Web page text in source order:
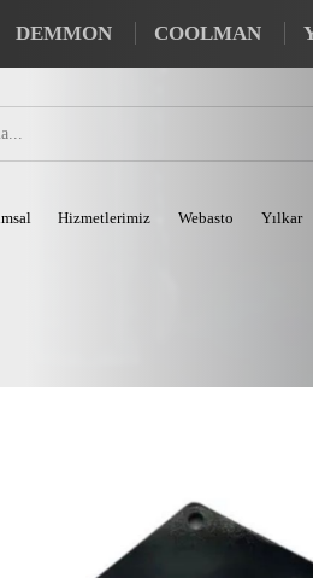
DEMMON COOLMAN
Hizmetlerimiz Webasto Yılkar